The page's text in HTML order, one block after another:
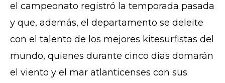
el campeonato registró la temporada pasada
y que, además, el departamento se deleite
con el talento de los mejores kitesurfistas del
mundo, quienes durante cinco días domarán
el viento y el mar atlanticenses con sus